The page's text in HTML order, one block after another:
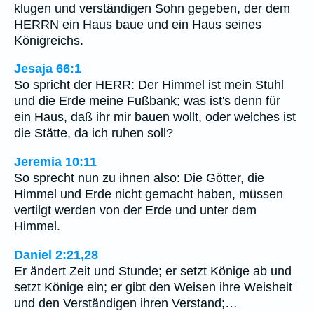
klugen und verständigen Sohn gegeben, der dem
HERRN ein Haus baue und ein Haus seines
Königreichs.
Jesaja 66:1
So spricht der HERR: Der Himmel ist mein Stuhl
und die Erde meine Fußbank; was ist's denn für
ein Haus, daß ihr mir bauen wollt, oder welches ist
die Stätte, da ich ruhen soll?
Jeremia 10:11
So sprecht nun zu ihnen also: Die Götter, die
Himmel und Erde nicht gemacht haben, müssen
vertilgt werden von der Erde und unter dem
Himmel.
Daniel 2:21,28
Er ändert Zeit und Stunde; er setzt Könige ab und
setzt Könige ein; er gibt den Weisen ihre Weisheit
und den Verständigen ihren Verstand;…